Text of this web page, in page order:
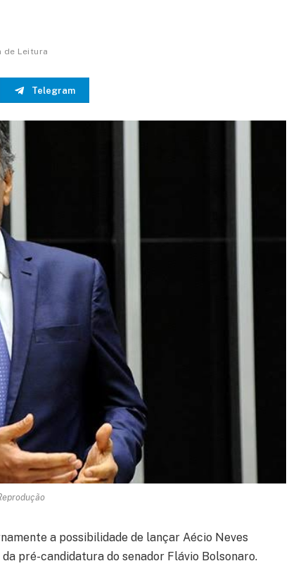
de Leitura
Telegram
a possibilidade de lançar Aécio Neves
pré-candidatura do senador Flávio Bolsonaro.